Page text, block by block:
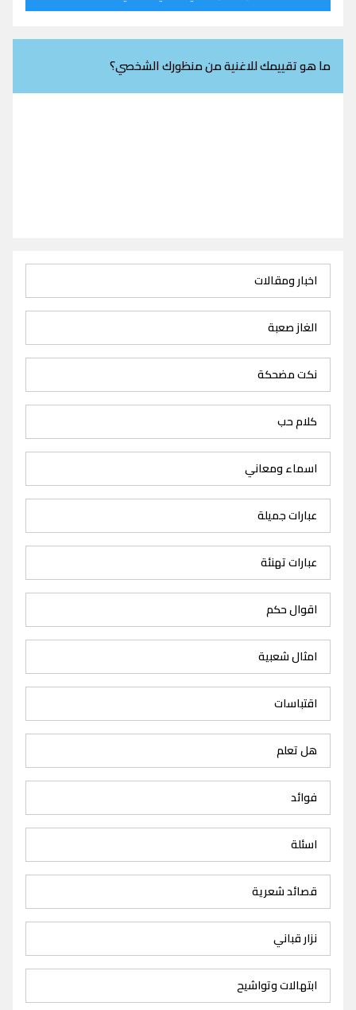
ما هو تقييمك للاغنية من منظورك الشخصي؟
اخبار ومقالات
الغاز صعبة
نكت مضحكة
كلام حب
اسماء ومعاني
عبارات جميلة
عبارات تهنئة
اقوال حكم
امثال شعبية
اقتباسات
هل تعلم
فوائد
اسئلة
قصائد شعرية
نزار قباني
ابتهالات وتواشيح